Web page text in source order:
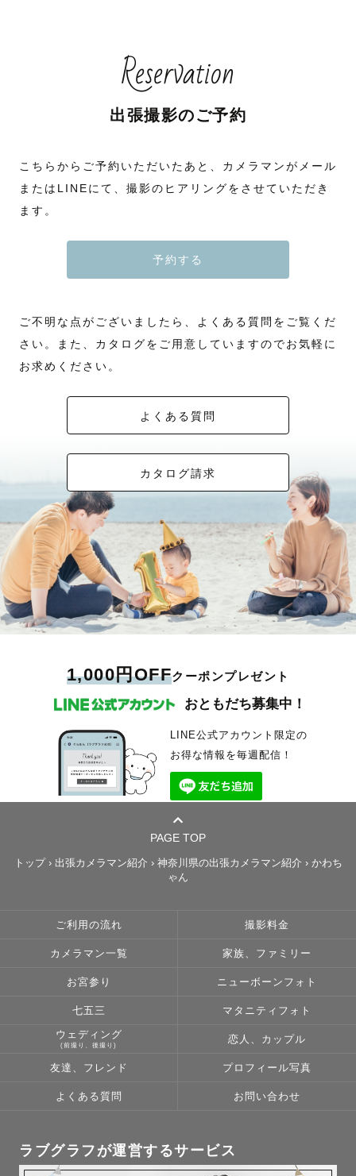
Reservation
出張撮影のご予約
こちらからご予約いただいたあと、カメラマンがメール
またはLINEにて、撮影のヒアリングをさせていただき
ます。
予約する
ご不明な点がございましたら、よくある質問をご覧くだ
さい。また、カタログをご用意していますのでお気軽に
お求めください。
よくある質問
カタログ請求
1,000円OFFクーポンプレゼント
おともだち募集中！
LINE公式アカウント限定の
お得な情報を毎週配信！
PAGE TOP
トップ› 出張カメラマン紹介 › 神奈川県の出張カメラマン紹介 › かわち
ゃん
ご利用の流れ 撮影料金
カメラマン一覧 家族、ファミリー
お宮参り ニューボーンフォト
七五三 マタニティフォト
ウェディング
(前撮り、後撮り)
恋人、カップル
友達、フレンド プロフィール写真
よくある質問 お問い合わせ
ラブグラフが運営するサービス